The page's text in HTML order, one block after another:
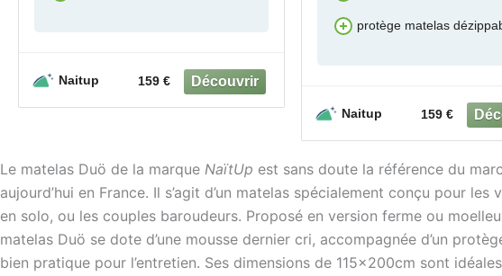
Naitup 159 €
protège matelas
Naitup 159 €
Le matelas Duö de la marque NaïtUp est sans doute la référence du
aujourd’hui en France. Il s’agit d’un matelas spécialement conçu pour les
en solo, ou les couples baroudeurs. Proposé en version ferme ou
matelas Duö se dote d’une mousse dernier cri, accompagnée d’un
bien pratique pour l’entretien. Ses dimensions de 115x200cm sont